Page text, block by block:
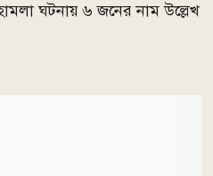
ঘটনায় ৬ জনের নাম উল্লেখ